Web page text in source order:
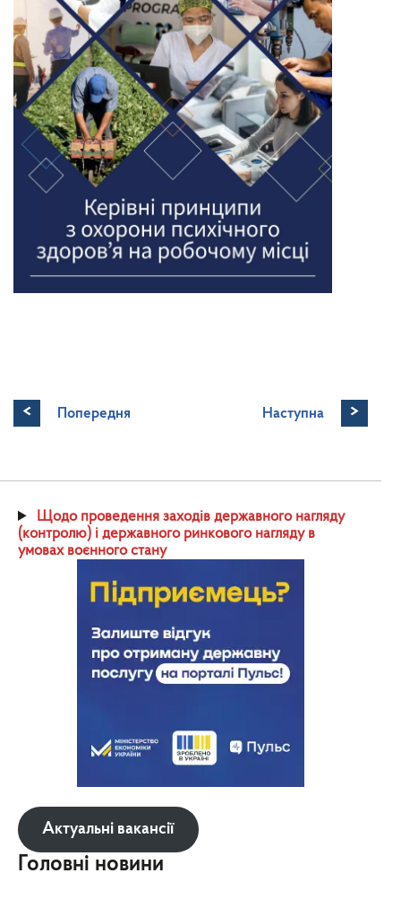
< Попередня Наступна >
Щодо проведення заходів державного нагляду
(контролю) і державного ринкового нагляду в
умовах воєнного стану
Актуальні вакансії
Головні новини